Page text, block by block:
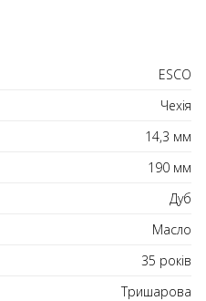
ESCO
Чехія
14,3 мм
190 мм
Дуб
Масло
35 років
Тришарова